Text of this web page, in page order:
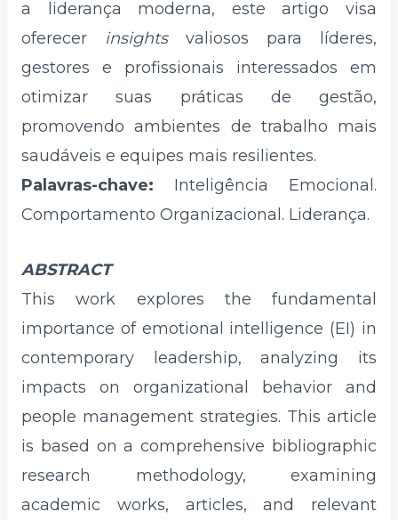
a liderança moderna, este artigo visa
oferecer insights valiosos para líderes,
gestores e profissionais interessados em
otimizar suas práticas de gestão,
promovendo ambientes de trabalho mais
saudáveis e equipes mais resilientes.
Palavras-chave: Inteligência Emocional.
Comportamento Organizacional. Liderança.
ABSTRACT
This work explores the fundamental
importance of emotional intelligence (EI) in
contemporary leadership, analyzing its
impacts on organizational behavior and
people management strategies. This article
is based on a comprehensive bibliographic
research methodology, examining
academic works, articles, and relevant